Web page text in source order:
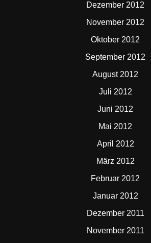
Dezember 2012
November 2012
Oktober 2012
September 2012
August 2012
Juli 2012
Juni 2012
Mai 2012
April 2012
März 2012
Februar 2012
Januar 2012
Dezember 2011
November 2011